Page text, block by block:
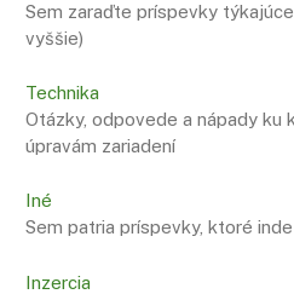
Sem zaraďte príspevky
vyššie)
Technika
Otázky, odpovede a nápady ku
úpravám zariadení
Iné
Sem patria príspevky, ktoré
Inzercia